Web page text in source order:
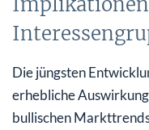
Die jüngsten
erhebliche
bullischen